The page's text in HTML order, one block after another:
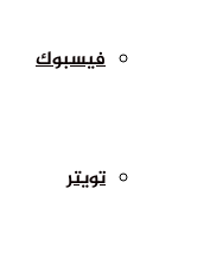
فيسبوك
تويتر